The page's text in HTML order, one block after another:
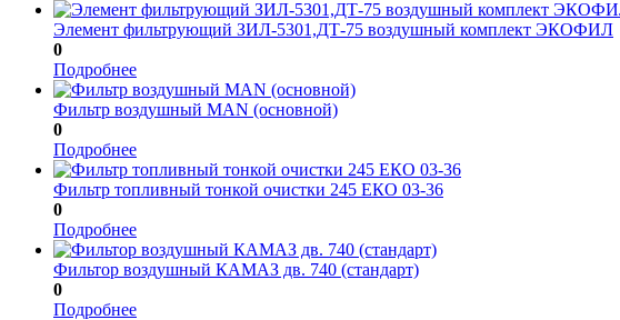
Элемент фильтрующий ЗИЛ-5301,ДТ-75 воздушный комплект ЭКОФИЛ
0
Подробнее
Фильтр воздушный MAN (основной)
0
Подробнее
Фильтр топливный тонкой очистки 245 ЕКО 03-36
0
Подробнее
Фильтор воздушный КАМАЗ дв. 740 (стандарт)
0
Подробнее